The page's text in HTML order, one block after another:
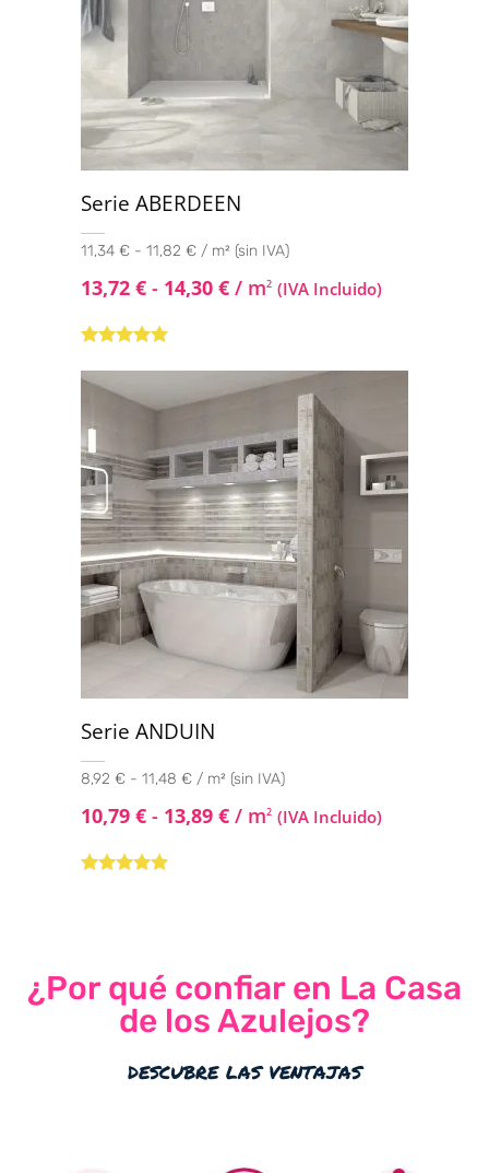
Serie ABERDEEN
11,34 € - 11,82 € / m² (sin IVA)
13,72 € - 14,30 € / m2 (IVA Incluido)
5.00de 5
Serie ANDUIN
8,92 € - 11,48 € / m² (sin IVA)
10,79 € - 13,89 € / m2 (IVA Incluido)
¿Por qué confiar en La Casa
de los Azulejos?
descubre las ventajas